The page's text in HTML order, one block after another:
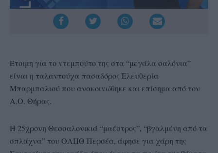
Έτοιμη για το ντεμπούτο της στα “μεγάλα σαλόνια”
είναι η ταλαντούχα πασαδόρος Ελευθερία
Μπαρμπαλιού που ανακοινώθηκε και επίσημα από τον
Α.Ο. Θήρας.
Η 25χρονη Θεσσαλονικιά “μαέστρος”, “βγαλμένη από τα
σπλάχνα” του ΟΑΠΘ Περσέα, άφησε για χάρη της